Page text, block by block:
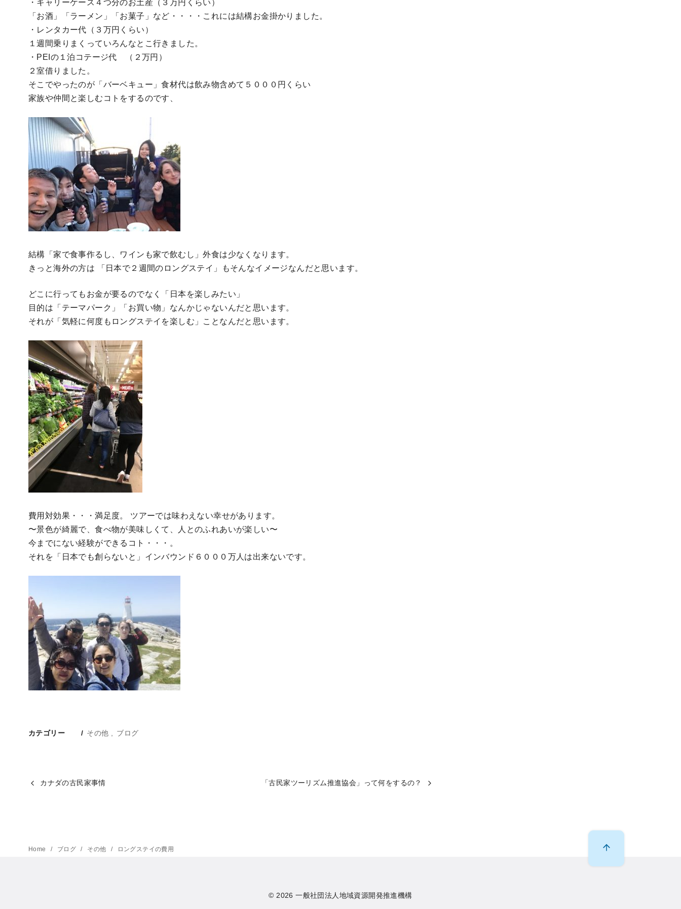
・キャリーケース４つ分のお土産（３万円くらい）
「お酒」「ラーメン」「お菓子」など・・・・これには結構お金掛かりました。
・レンタカー代（３万円くらい）
１週間乗りまくっていろんなとこ行きました。
・PEIの１泊コテージ代 （２万円）
２室借りました。
そこでやったのが「バーベキュー」食材代は飲み物含めて５０００円くらい
家族や仲間と楽しむコトをするのです、
結構「家で食事作るし、ワインも家で飲むし」外食は少なくなります。
きっと海外の方は 「日本で２週間のロングステイ」もそんなイメージなんだと思います。
どこに行ってもお金が要るのでなく「日本を楽しみたい」
目的は「テーマパーク」「お買い物」なんかじゃないんだと思います。
それが「気軽に何度もロングステイを楽しむ」ことなんだと思います。
費用対効果・・・満足度。 ツアーでは味わえない幸せがあります。
〜景色が綺麗で、食べ物が美味しくて、人とのふれあいが楽しい〜
今までにない経験ができるコト・・・。
それを「日本でも創らないと」インバウンド６０００万人は出来ないです。
カテゴリー その他 ブログ
カナダの古民家事情 「古民家ツーリズム推進協会」って何をするの？
Home ブログ その他 ロングステイの費用
© 2026一般社団法人地域資源開発推進機構